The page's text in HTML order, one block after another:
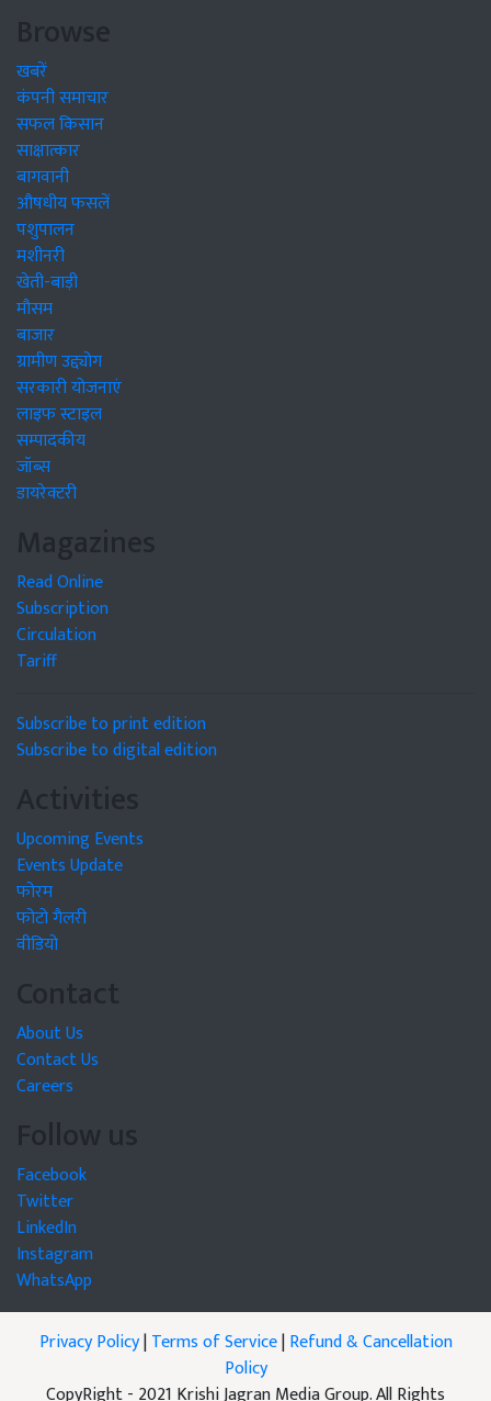
Browse
खबरें
कंपनी समाचार
सफल किसान
साक्षात्कार
बागवानी
औषधीय फसलें
पशुपालन
मशीनरी
खेती-बाड़ी
मौसम
बाजार
ग्रामीण उद्द्योग
सरकारी योजनाएं
लाइफ स्टाइल
सम्पादकीय
जॉब्स
डायरेक्टरी
Magazines
Read Online
Subscription
Circulation
Tariff
Subscribe to print edition
Subscribe to digital edition
Activities
Upcoming Events
Events Update
फोरम
फोटो गैलरी
वीडियो
Contact
About Us
Contact Us
Careers
Follow us
Facebook
Twitter
LinkedIn
Instagram
WhatsApp
Privacy Policy|Terms of Service|Refund & Cancellation
Policy